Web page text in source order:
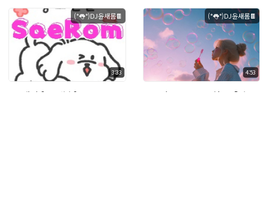
3:33
(°👅°)DJ윤새롬🍫
오, 해피 [1.5배속] ㅋㅋㅋ
4:53
(°👅°)DJ윤새롬🍫